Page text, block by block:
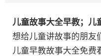
儿童故事大全早教；儿
想给儿童讲故事的朋友
儿童早教故事大全免费